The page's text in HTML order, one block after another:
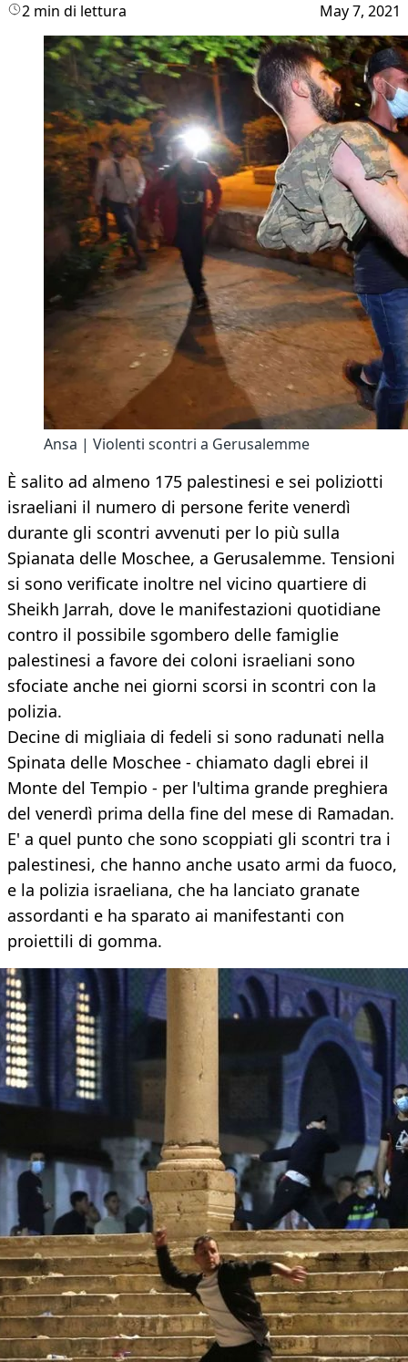
2 min di lettura May 7, 2021
Ansa | Violenti scontri a Gerusalemme
È salito ad almeno 175 palestinesi e sei poliziotti
israeliani il numero di persone ferite venerdì
durante gli scontri avvenuti per lo più sulla
Spianata delle Moschee, a Gerusalemme. Tensioni
si sono verificate inoltre nel vicino quartiere di
Sheikh Jarrah, dove le manifestazioni quotidiane
contro il possibile sgombero delle famiglie
palestinesi a favore dei coloni israeliani sono
sfociate anche nei giorni scorsi in scontri con la
polizia.
Decine di migliaia di fedeli si sono radunati nella
Spinata delle Moschee - chiamato dagli ebrei il
Monte del Tempio - per l'ultima grande preghiera
del venerdì prima della fine del mese di Ramadan.
E' a quel punto che sono scoppiati gli scontri tra i
palestinesi, che hanno anche usato armi da fuoco,
e la polizia israeliana, che ha lanciato granate
assordanti e ha sparato ai manifestanti con
proiettili di gomma.